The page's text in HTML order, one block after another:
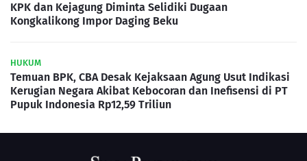
KPK dan Kejagung Diminta Selidiki Dugaan
Kongkalikong Impor Daging Beku
HUKUM
Temuan BPK, CBA Desak Kejaksaan Agung Usut Indikasi
Kerugian Negara Akibat Kebocoran dan Inefisensi di PT
Pupuk Indonesia Rp12,59 Triliun